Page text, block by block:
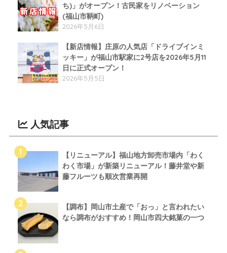
ち)」がオープン！古民家をリノベーション
(福山市鞆町)
2026年5月6日
【新店情報】庄原の人気店「ドライブインミ
ッキー」が福山市駅家に2号店を2026年5月11
日に正式オープン！
2026年5月5日
人気記事
【リニューアル】福山地方卸売市場内「わく
わく市場」が新築リニューアル！藤井堂や新
藤フルーツも順次営業再開
【調布】岡山市土産で「おっ」と言われたい
なら調布がおすすめ！岡山市四大銘菓の一つ